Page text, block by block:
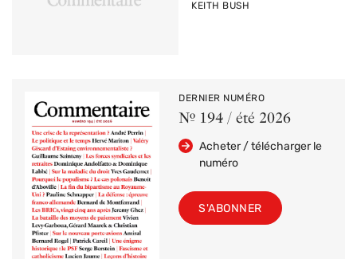
PAR
KEITH BUSH
DERNIER NUMÉRO
Nº 194 / été 2026
Acheter / télécharger le
numéro
S'ABONNER